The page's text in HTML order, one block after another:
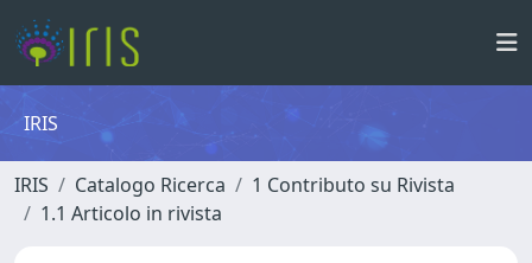
IRIS
IRIS Catalogo Ricerca
1 Contributo su Rivista
1.1 Articolo in rivista